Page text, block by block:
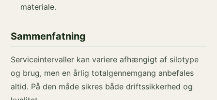
materiale.
Sammenfatning
Serviceintervaller kan variere afhængigt af silotype
og brug, men en årlig totalgennemgang anbefales
altid. På den måde sikres både driftssikkerhed og